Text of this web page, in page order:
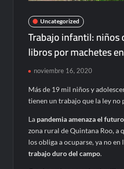
Uncategorized
Trabajo infantil: niños
libros por machetes
noviembre 16, 2020
Más de 19 mil niños y
tienen un trabajo que la ley no
La pandemia amenaza el
zona rural de Quintana Roo, a
los obliga a ocuparse, ya no en
trabajo duro del campo.